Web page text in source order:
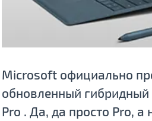
Microsoft официально
обновленный
Pro . Да, да просто Pro, а